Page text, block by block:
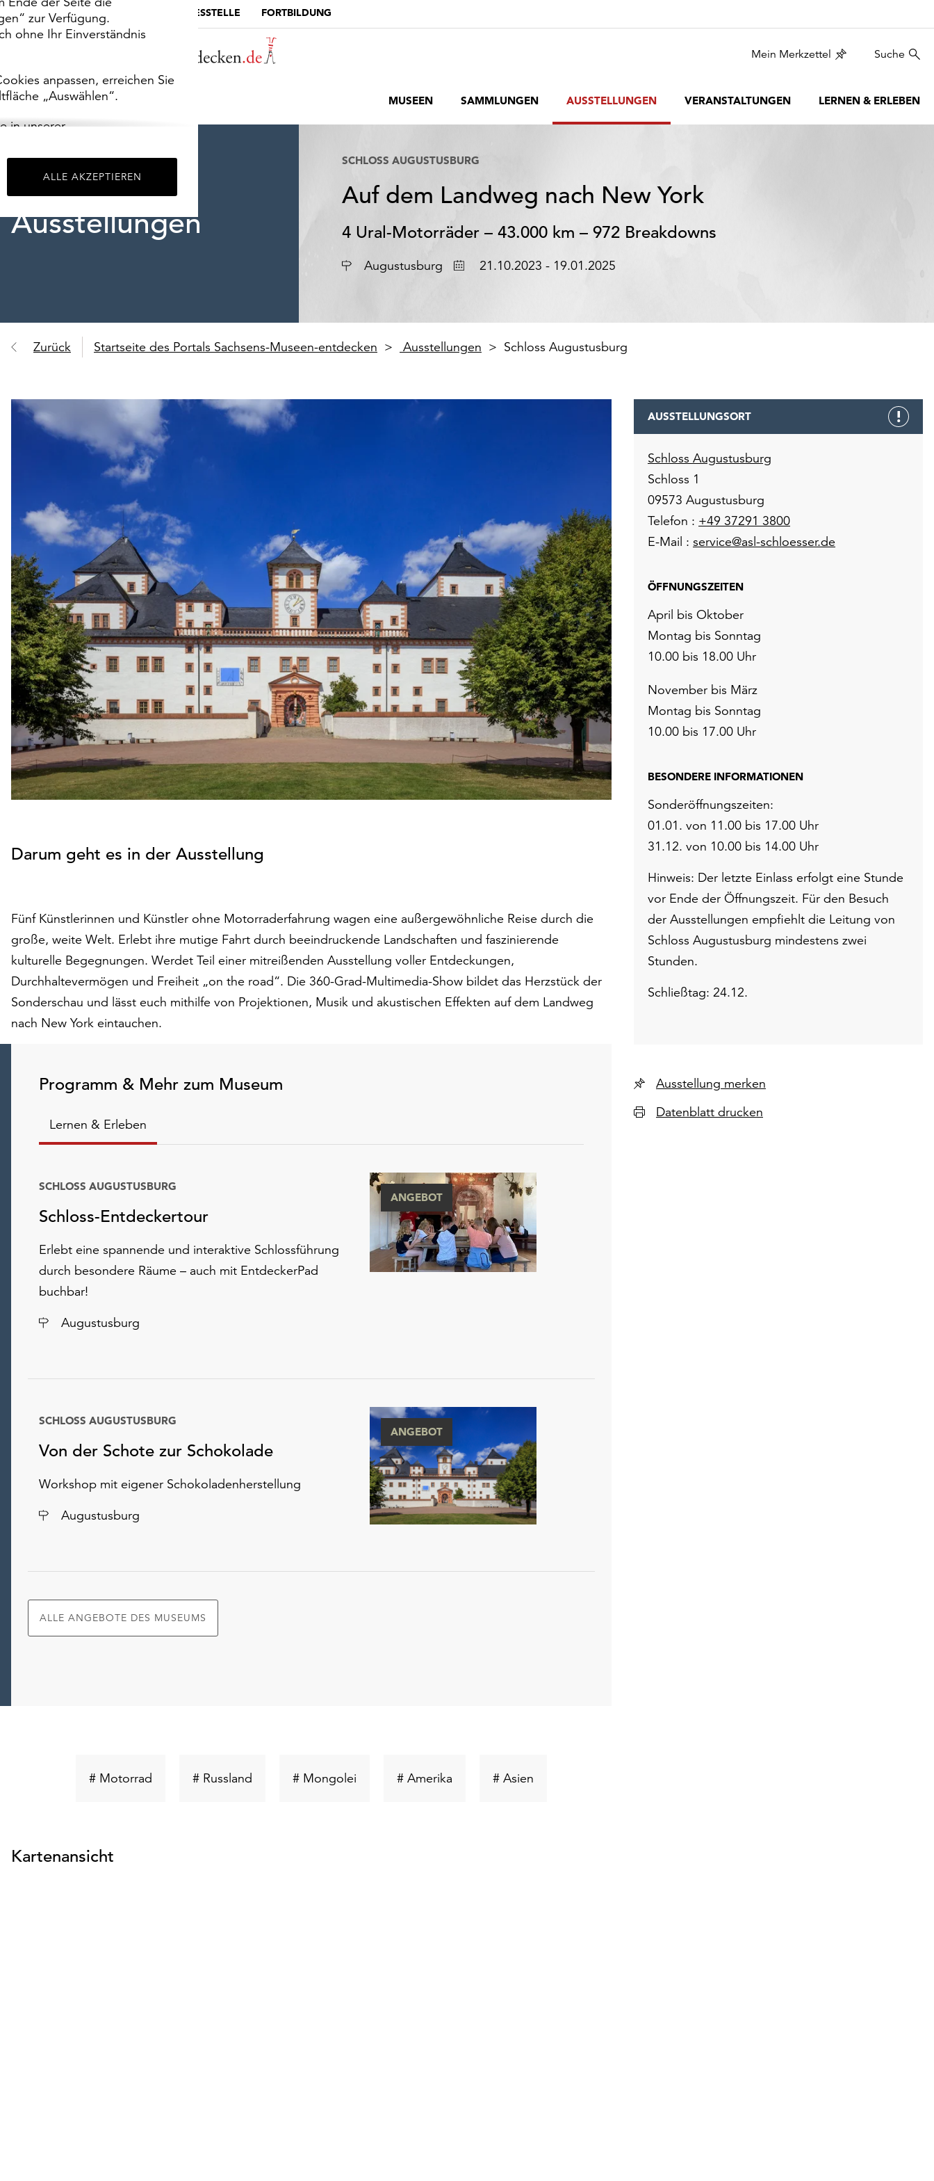
zur Verfügung.
ohne Ihr Einverständnis
anpassen, erreichen Sie
„Auswählen“.
in unserer
ALLE AKZEPTIEREN
MUSEUMSPORTAL DIE LANDESSTELLE FORTBILDUNG
Mein Merkzettel Suche
MUSEEN SAMMLUNGEN AUSSTELLUNGEN VERANSTALTUNGEN LERNEN & ERLEBEN
Ausstellungen
SCHLOSS AUGUSTUSBURG
Auf dem Landweg nach New York
4 Ural-Motorräder – 43.000 km – 972 Breakdowns
Ort Augustusburg Datum21.10.2023 - 19.01.2025
Zurück Startseite des Portals Sachsens-Museen-entdecken Ausstellungen Schloss Augustusburg
Darum geht es in der Ausstellung
Fünf Künstlerinnen und Künstler ohne Motorraderfahrung wagen eine außergewöhnliche Reise durch die
große, weite Welt. Erlebt ihre mutige Fahrt durch beeindruckende Landschaften und faszinierende
kulturelle Begegnungen. Werdet Teil einer mitreißenden Ausstellung voller Entdeckungen,
Durchhaltevermögen und Freiheit „on the road“. Die 360-Grad-Multimedia-Show bildet das Herzstück der
Sonderschau und lässt euch mithilfe von Projektionen, Musik und akustischen Effekten auf dem Landweg
nach New York eintauchen.
Programm & Mehr zum Museum
Lernen & Erleben
Schloss-Entdeckertour
SCHLOSS AUGUSTUSBURG
Erlebt eine spannende und interaktive Schlossführung
durch besondere Räume – auch mit EntdeckerPad
buchbar!
Ort
Augustusburg
ANGEBOT
Von der Schote zur Schokolade
SCHLOSS AUGUSTUSBURG
Workshop mit eigener Schokoladenherstellung
Ort
Augustusburg
ANGEBOT
ALLE ANGEBOTE DES MUSEUMS
# Motorrad Schlüsselwort
# Russland Schlüsselwort
# Mongolei Schlüsselwort
# Amerika Schlüsselwort
# Asien
Kartenansicht
AUSSTELLUNGSORT
Schloss Augustusburg
Schloss 1
09573 Augustusburg
Telefon : +49 37291 3800
E-Mail : service@asl-schloesser.de
ÖFFNUNGSZEITEN
April bis Oktober
Montag bis Sonntag
10.00 bis 18.00 Uhr
November bis März
Montag bis Sonntag
10.00 bis 17.00 Uhr
BESONDERE INFORMATIONEN
Sonderöffnungszeiten:
01.01. von 11.00 bis 17.00 Uhr
31.12. von 10.00 bis 14.00 Uhr
Hinweis: Der letzte Einlass erfolgt eine Stunde
vor Ende der Öffnungszeit. Für den Besuch
der Ausstellungen empfiehlt die Leitung von
Schloss Augustusburg mindestens zwei
Stunden.
Schließtag: 24.12.
Ausstellung merken
Datenblatt drucken